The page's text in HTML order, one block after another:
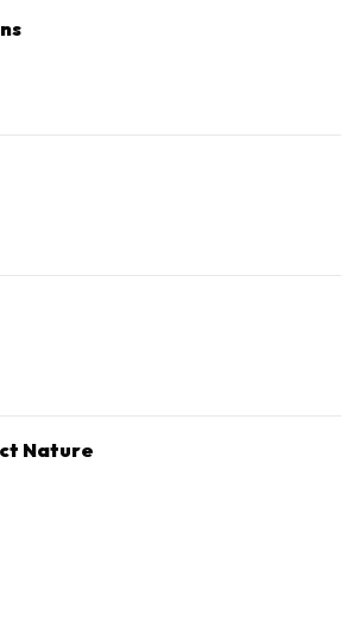
Nature